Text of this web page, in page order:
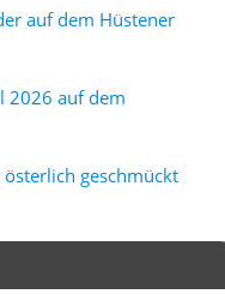
auf dem Hüstener
2026 auf dem
geschmückt